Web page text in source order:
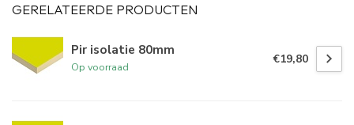
GERELATEERDE PRODUCTEN
Pir isolatie 80mm
Op voorraad
€19,80